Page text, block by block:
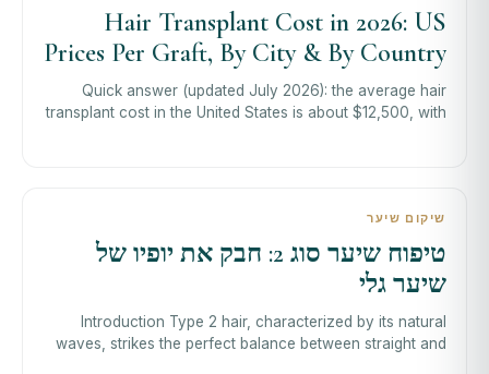
Hair Transplant Cost in 2026: US
Prices Per Graft, By City & By Country
Quick answer (updated July 2026): the average hair
transplant cost in the United States is about $12,500, with
שיקום שיער
טיפוח שיער סוג 2: חבק את יופיו של
שיער גלי
Introduction Type 2 hair, characterized by its natural
waves, strikes the perfect balance between straight and